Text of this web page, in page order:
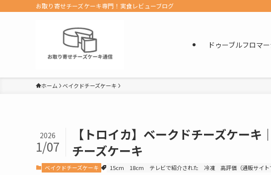
お取り寄せチーズケーキ専門！実食レビューブログ
ドゥーブルフロマ
ホーム ベイクドチーズケーキ
【トロイカ】ベークドチーズケー
チーズケーキ
2026
1/07
ベイクドチーズケーキ 15cm 18cm テレビで紹介された 冷凍 高評価（通販サイト